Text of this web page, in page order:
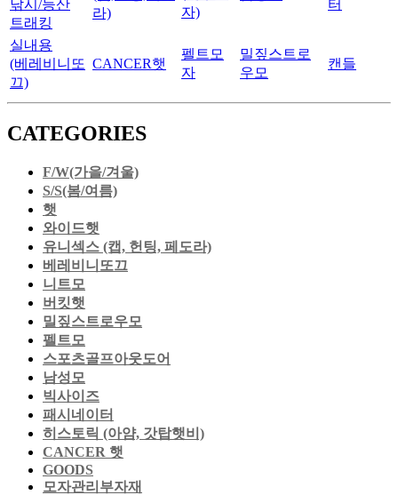
낚시/등산
트래킹
라)
자)
터
실내용
(베레비니또
끄)
CANCER햇
펠트모
자
밀짚스트로
우모
캔들
CATEGORIES
F/W(가을/겨울)
S/S(봄/여름)
햇
와이드햇
유니섹스 (캡, 헌팅, 페도라)
베레비니또끄
니트모
버킷햇
밀짚스트로우모
펠트모
스포츠골프아웃도어
남성모
빅사이즈
패시네이터
히스토릭 (아얌, 갓탑햇비)
CANCER 햇
GOODS
모자관리부자재